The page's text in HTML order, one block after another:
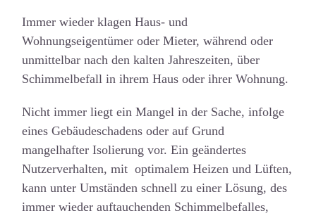
Immer wieder klagen Haus- und
Wohnungseigentümer oder Mieter, während oder
unmittelbar nach den kalten Jahreszeiten, über
Schimmelbefall in ihrem Haus oder ihrer Wohnung.
Nicht immer liegt ein Mangel in der Sache, infolge
eines Gebäudeschadens oder auf Grund
mangelhafter Isolierung vor. Ein geändertes
Nutzerverhalten, mit optimalem Heizen und Lüften,
kann unter Umständen schnell zu einer Lösung, des
immer wieder auftauchenden Schimmelbefalles,